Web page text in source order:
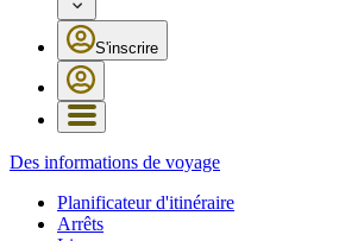
S'inscrire
Des informations de voyage
Planificateur d'itinéraire
Arrêts